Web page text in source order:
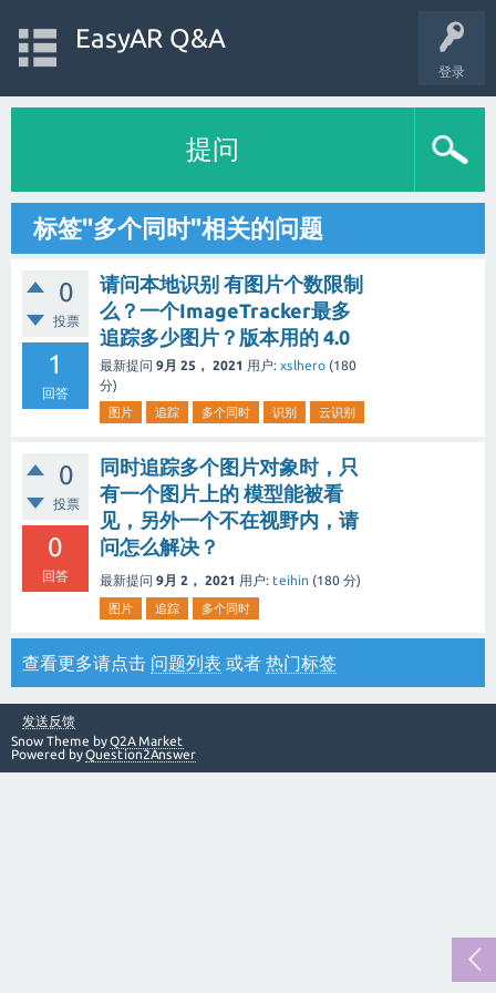
登录
EasyAR Q&A
提问
标签"多个同时"相关的问题
0
投票
1
回答
请问本地识别 有图片个数限制
么？一个ImageTracker最多
追踪多少图片？版本用的 4.0
最新提问 9月 25， 2021 用户: xslhero (180
分)
图片 追踪 多个同时 识别 云识别
0
投票
0
回答
同时追踪多个图片对象时，只
有一个图片上的 模型能被看
见，另外一个不在视野内，请
问怎么解决？
最新提问 9月 2， 2021 用户: teihin (180 分)
图片 追踪 多个同时
查看更多请点击 问题列表 或者 热门标签
发送反馈
Snow Theme byQ2A Market
Powered byQuestion2Answer